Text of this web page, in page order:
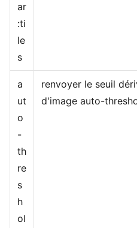
ar
:ti
le
s
a
ut
o
-
th
re
s
h
ol
renvoyer le seuil
d'image auto-